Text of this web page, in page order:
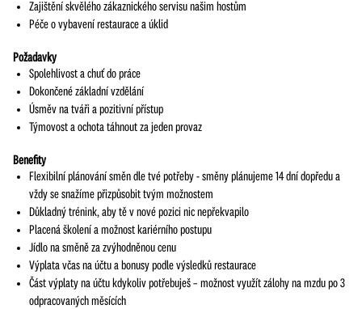
Zajištění skvělého zákaznického servisu našim hostům
Péče o vybavení restaurace a úklid
Požadavky
Spolehlivost a chuť do práce
Dokončené základní vzdělání
Úsměv na tváři a pozitivní přístup
Týmovost a ochota táhnout za jeden provaz
Benefity
Flexibilní plánování směn dle tvé potřeby - směny plánujeme 14 dní dopředu a
vždy se snažíme přizpůsobit tvým možnostem
Důkladný trénink, aby tě v nové pozici nic nepřekvapilo
Placená školení a možnost kariérního postupu
Jídlo na směně za zvýhodněnou cenu
Výplata včas na účtu a bonusy podle výsledků restaurace
Část výplaty na účtu kdykoliv potřebuješ – možnost využít zálohy na mzdu po 3
odpracovaných měsících